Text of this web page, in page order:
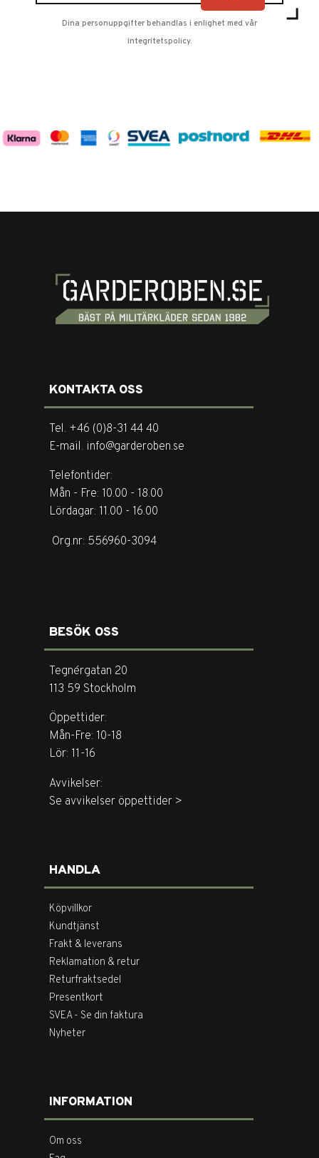
Dina personuppgifter behandlas i enlighet med vår
integritetspolicy.
KONTAKTA OSS
Tel. +46 (0)8-31 44 40
E-mail. info@garderoben.se
Telefontider:
Mån - Fre: 10.00 - 18.00
Lördagar: 11.00 - 16.00
Org.nr: 556960-3094
BESÖK OSS
Tegnérgatan 20
113 59 Stockholm
Öppettider:
Mån-Fre: 10-18
Lör: 11-16
Avvikelser:
Se avvikelser öppettider >
HANDLA
Köpvillkor
Kundtjänst
Frakt & leverans
Reklamation & retur
Returfraktsedel
Presentkort
SVEA - Se din faktura
Nyheter
INFORMATION
Om oss